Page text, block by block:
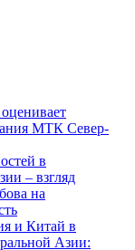
МТК Север-
в
– взгляд
на
и Китай в
Азии: